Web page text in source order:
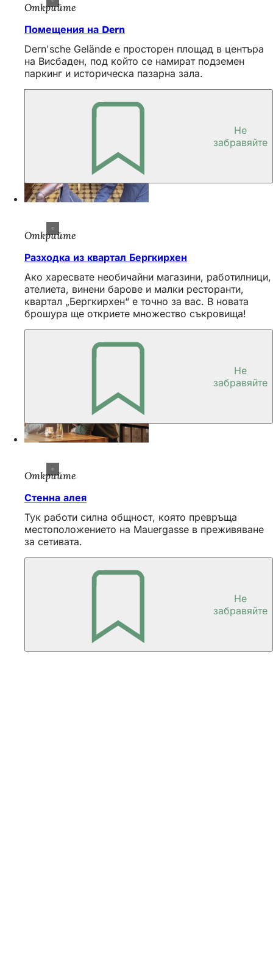
Открийте
Помещения на Dern
Dern'sche Gelände е просторен площад в центъра
на Висбаден, под който се намират подземен
паркинг и историческа пазарна зала.
Не
забравяйте
Открийте
Разходка из квартал Бергкирхен
Ако харесвате необичайни магазини, работилници,
ателиета, винени барове и малки ресторанти,
квартал „Бергкирхен“ е точно за вас. В новата
брошура ще откриете множество съкровища!
Не
забравяйте
Открийте
Стенна алея
Тук работи силна общност, която превръща
местоположението на Mauergasse в преживяване
за сетивата.
Не
забравяйте
Споделяне на страницата
стъпалата